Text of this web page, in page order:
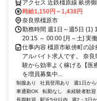
アクセス 近鉄橿原線 畝傍
駅」徒歩1分／車通勤可
時給1,150円～1,438円
奈良県橿原市
勤務時間 週1日～週5日 (1)
20:15 ～ 00:00 [月～土] 実
仕事内容 橿原市畝傍町の診
アルバイト求人です。 奈
験から効率よく稼げる【医
を増員募集中...
制服あり 社員登用あり 週1日か
車通勤OK
転勤なし 未経験者歓迎
長期歓迎
駅近5分以内 週2・3日